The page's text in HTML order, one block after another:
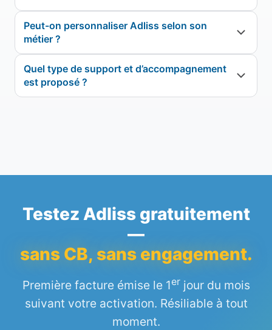
Peut-on personnaliser Adliss selon son
métier ?
Quel type de support et d’accompagnement
est proposé ?
Testez Adliss gratuitement
—
sans CB, sans engagement.
Première facture émise le 1erjour du mois
suivant votre activation. Résiliable à tout
moment.